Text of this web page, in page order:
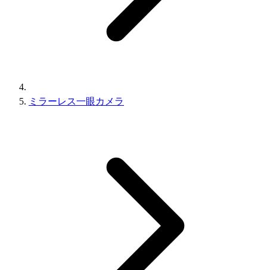
ミラーレス一眼カメラ